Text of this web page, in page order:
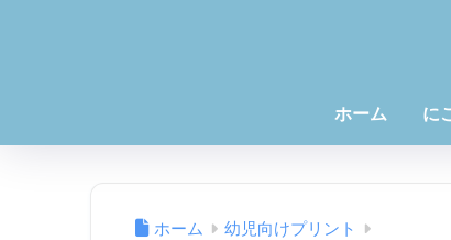
ホーム に
ホーム 幼児向けプリント